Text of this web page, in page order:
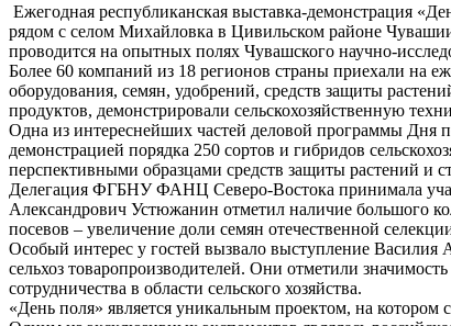
Ежегодная республиканская выставка-демонстрация
рядом с селом Михайловка в Цивильском районе
проводится на опытных полях Чувашского научно-
Более 60 компаний из 18 регионов страны приехали на
оборудования, семян, удобрений, средств защиты
продуктов, демонстрировали сельскохозяйственную
Одна из интереснейших частей деловой программы
демонстрацией порядка 250 сортов и гибридов
перспективными образцами средств защиты растений и
Делегация ФГБНУ ФАНЦ Северо-Востока принимала
Александрович Устюжанин отметил наличие большого
посевов – увеличение доли семян отечественной
Особый интерес у гостей вызвало выступление
сельхоз товаропроизводителей. Они отметили
сотрудничества в области сельского хозяйства.
«День поля» является уникальным проектом, на котором